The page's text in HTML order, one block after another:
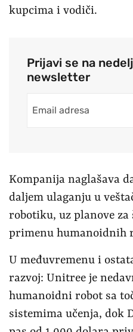
kupcima i vodiči.
Prijavi se na
newsletter
Kompanija naglašava
daljem ulaganju u
robotiku, uz planove
primenu humanoidnih
U međuvremenu i
razvoj: Unitree je
humanoidni robot sa
sistemima učenja, dok